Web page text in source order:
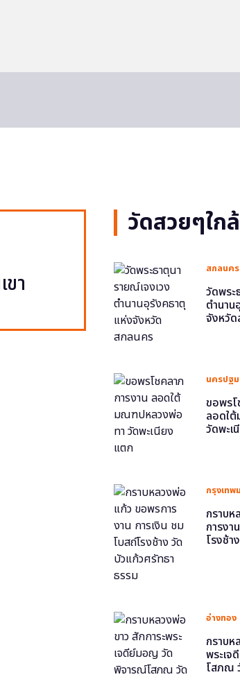
า
วัดสวยๆใก
สกลนคร
วัดพระ
ตำนาน
จังหวั
นครปฐม
ขอพรโ
ลอดใ
วัดพะเ
กรุงเทพ
กราบ
การงา
โรงช้า
อ่างทอง
กราบห
พระเ
โสภณ